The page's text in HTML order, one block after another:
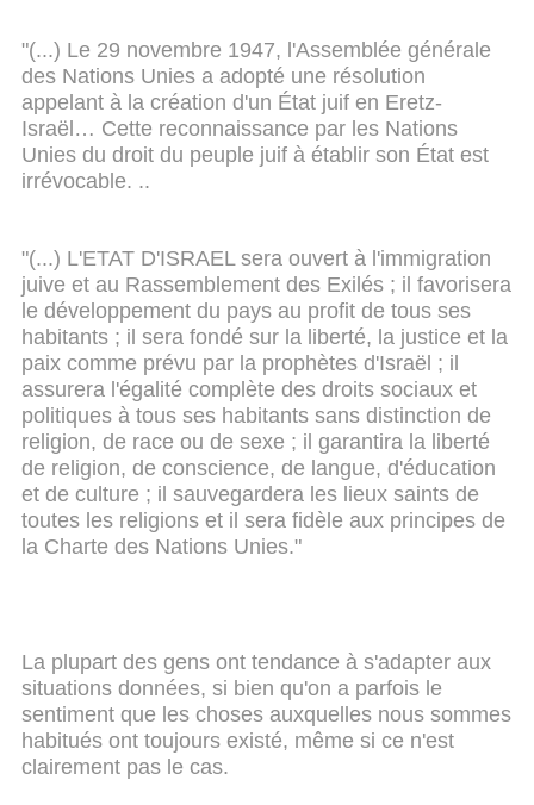
"(...) Le 29 novembre 1947, l'Assemblée générale
des Nations Unies a adopté une résolution
appelant à la création d'un État juif en Eretz-
Israël… Cette reconnaissance par les Nations
Unies du droit du peuple juif à établir son État est
irrévocable. ..
"(...) L'ETAT D'ISRAEL sera ouvert à l'immigration
juive et au Rassemblement des Exilés ; il favorisera
le développement du pays au profit de tous ses
habitants ; il sera fondé sur la liberté, la justice et la
paix comme prévu par la prophètes d'Israël ; il
assurera l'égalité complète des droits sociaux et
politiques à tous ses habitants sans distinction de
religion, de race ou de sexe ; il garantira la liberté
de religion, de conscience, de langue, d'éducation
et de culture ; il sauvegardera les lieux saints de
toutes les religions et il sera fidèle aux principes de
la Charte des Nations Unies."
La plupart des gens ont tendance à s'adapter aux
situations données, si bien qu'on a parfois le
sentiment que les choses auxquelles nous sommes
habitués ont toujours existé, même si ce n'est
clairement pas le cas.